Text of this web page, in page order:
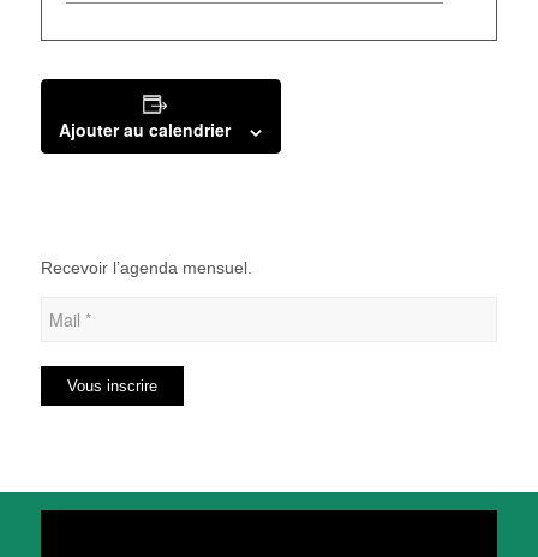
Ajouter au calendrier
Recevoir l’agenda mensuel.